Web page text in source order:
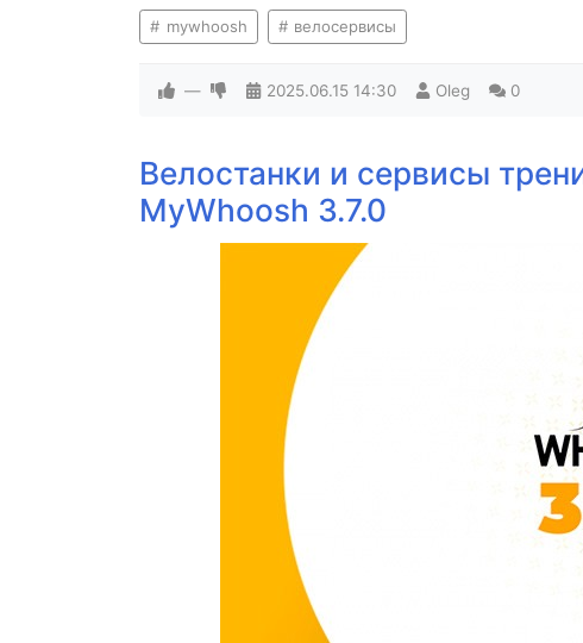
mywhoosh велосервисы
— 2025.06.15 14:30 Oleg 0
Велостанки и сервисы
MyWhoosh 3.7.0